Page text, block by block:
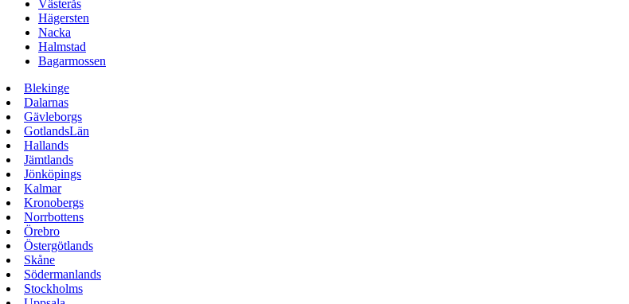
Västerås
Hägersten
Nacka
Halmstad
Bagarmossen
Blekinge
Dalarnas
Gävleborgs
GotlandsLän
Hallands
Jämtlands
Jönköpings
Kalmar
Kronobergs
Norrbottens
Örebro
Östergötlands
Skåne
Södermanlands
Stockholms